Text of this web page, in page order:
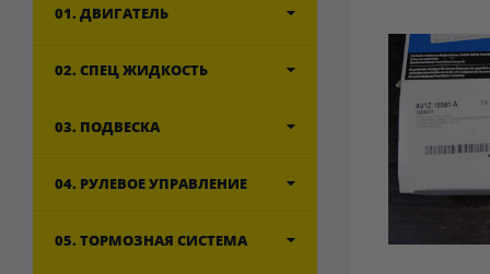
01. ДВИГАТЕЛЬ
02. СПЕЦ ЖИДКОСТЬ
03. ПОДВЕСКА
04. РУЛЕВОЕ УПРАВЛЕНИЕ
05. ТОРМОЗНАЯ СИСТЕМА